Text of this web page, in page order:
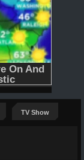
TV Show